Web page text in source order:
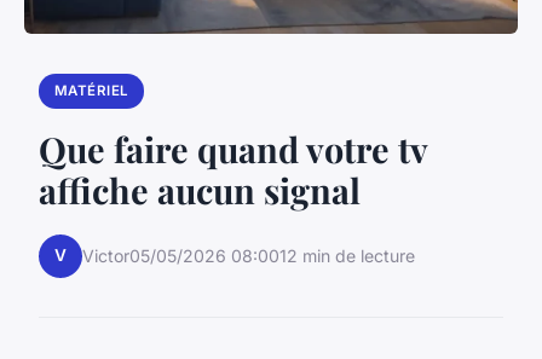
MATÉRIEL
Que faire quand votre tv
affiche aucun signal
V Victor05/05/2026 08:0012 min de lecture